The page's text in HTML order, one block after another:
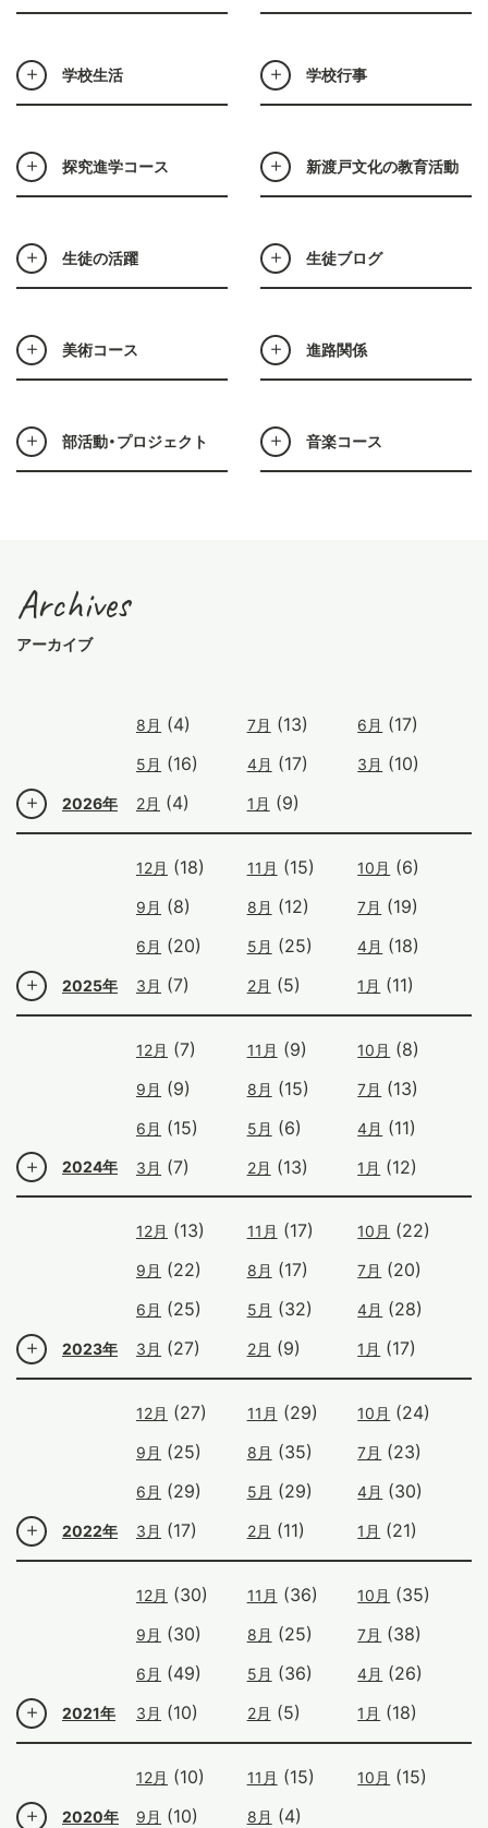
学校生活 学校行事
探究進学コース 新渡戸文化の教育活動
生徒の活躍 生徒ブログ
美術コース 進路関係
部活動・プロジェクト 音楽コース
Archives
アーカイブ
2026年
8月 (4) 7月 (13) 6月 (17)
5月 (16) 4月 (17) 3月 (10)
2月 (4) 1月 (9)
2025年
12月 (18) 11月 (15) 10月 (6)
9月 (8) 8月 (12) 7月 (19)
6月 (20) 5月 (25) 4月 (18)
3月 (7) 2月 (5) 1月 (11)
2024年
12月 (7) 11月 (9) 10月 (8)
9月 (9) 8月 (15) 7月 (13)
6月 (15) 5月 (6) 4月 (11)
3月 (7) 2月 (13) 1月 (12)
2023年
12月 (13) 11月 (17) 10月 (22)
9月 (22) 8月 (17) 7月 (20)
6月 (25) 5月 (32) 4月 (28)
3月 (27) 2月 (9) 1月 (17)
2022年
12月 (27) 11月 (29) 10月 (24)
9月 (25) 8月 (35) 7月 (23)
6月 (29) 5月 (29) 4月 (30)
3月 (17) 2月 (11) 1月 (21)
2021年
12月 (30) 11月 (36) 10月 (35)
9月 (30) 8月 (25) 7月 (38)
6月 (49) 5月 (36) 4月 (26)
3月 (10) 2月 (5) 1月 (18)
2020年
12月 (10) 11月 (15) 10月 (15)
9月 (10) 8月 (4)